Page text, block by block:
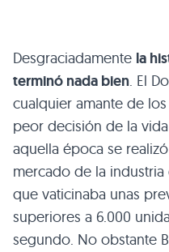
Desgraciadamente la
terminó nada bien. El
cualquier amante de
peor decisión de la
aquella época se
mercado de la
que vaticinaba unas
superiores a 6.000
segundo. No obstante